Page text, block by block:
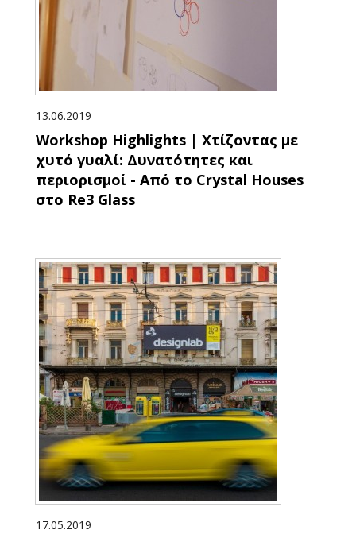
13.06.2019
Workshop Highlights | Χτίζοντας με
χυτό γυαλί: Δυνατότητες και
περιορισμοί - Από το Crystal Houses
στο Re3 Glass
17.05.2019